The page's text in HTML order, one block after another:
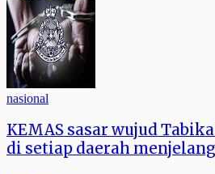
nasional
KEMAS sasar wujud
di setiap daerah menjelang